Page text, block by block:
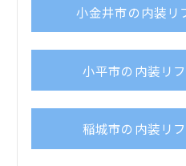
小金井市の内装リ
小平市の内装リ
稲城市の内装リ